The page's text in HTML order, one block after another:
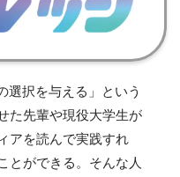
選択を与える」という
た先輩や現役大学生が
アを読んで実践すれ
とができる。そんな人